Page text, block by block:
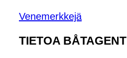
Venemerkkejä
TIETOA BÅTAGENT